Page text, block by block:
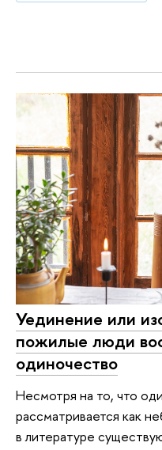
Уединение или
пожилые люди
одиночество
Несмотря на то, что
рассматривается как
в литературе